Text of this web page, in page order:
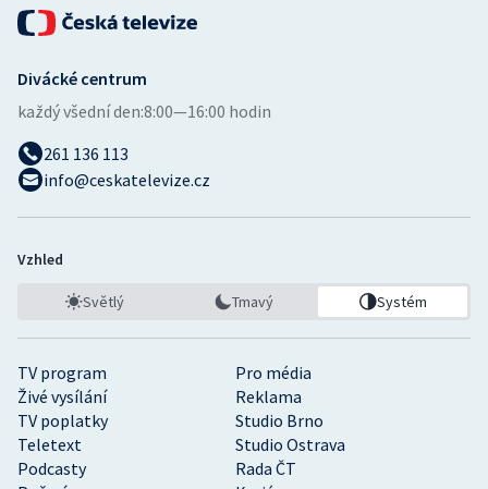
TV program
Pro média
Živé vysílání
Reklama
TV poplatky
Studio Brno
Teletext
Studio Ostrava
Podcasty
Rada ČT
Divácké centrum
každý všední den:8:00—16:00 hodin
261 136 113
info@ceskatelevize.cz
Vzhled
Světlý Tmavý Systém